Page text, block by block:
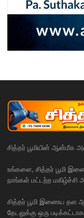
சித்தர் பூமியின் ஆன்மீக
உங்களை, சித்தர் பூமி
நாங்கள் மட்டற்ற மகிழ்ச்சி
சித்தர் பூமி இணைய
தேடலுக்கு ஒரு